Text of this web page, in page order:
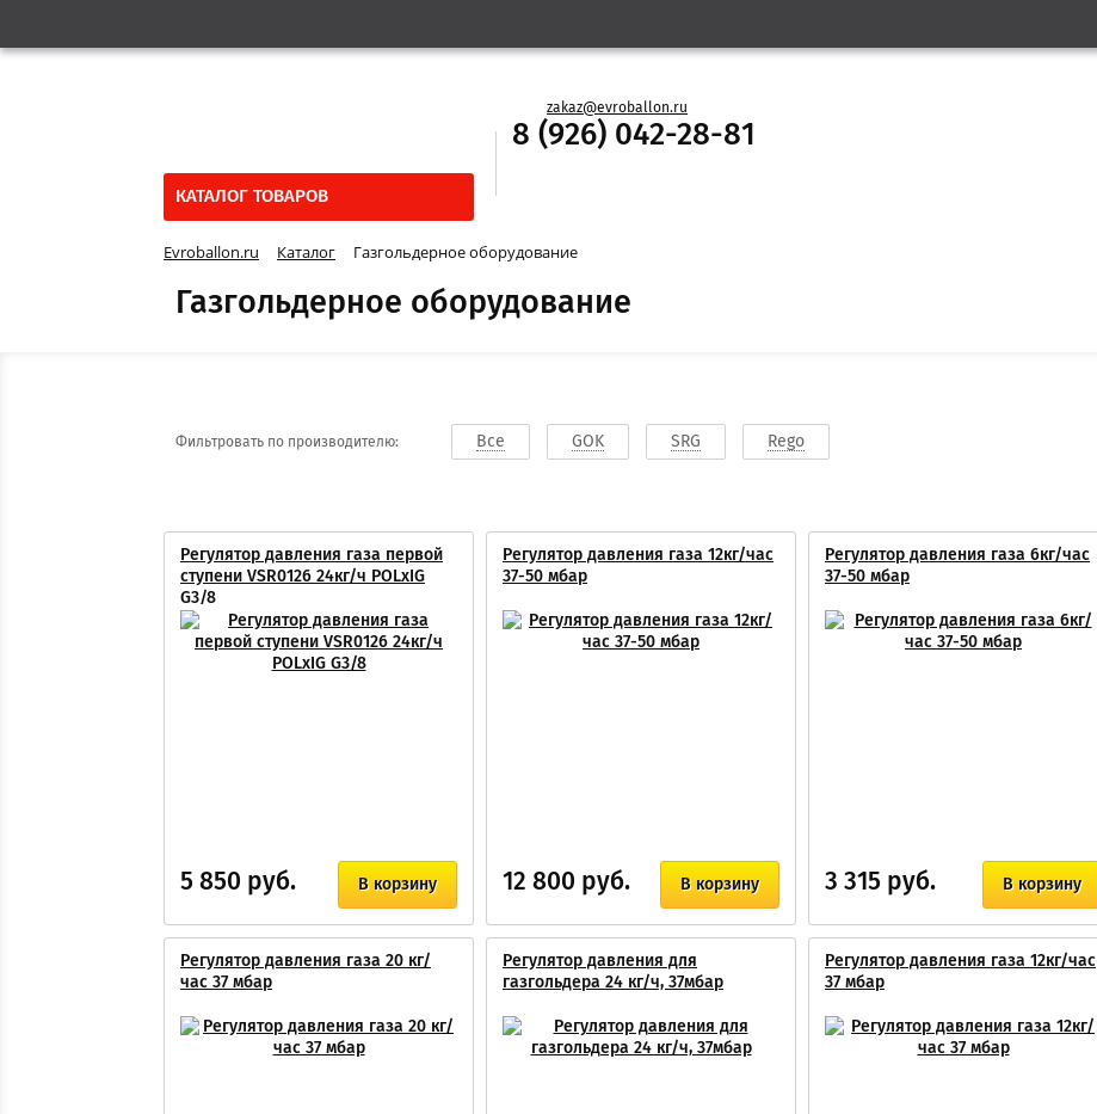
zakaz@evroballon.ru
8 (926) 042-28-81
КАТАЛОГ ТОВАРОВ
Evroballon.ru Каталог Газгольдерное оборудование
Газгольдерное оборудование
Фильтровать по производителю: Все GOK SRG Rego
Регулятор давления газа первой
ступени VSR0126 24кг/ч POLxIG
G3/8
В корзину
5 850 руб.
Регулятор давления газа 12кг/час
37-50 мбар
В корзину
12 800 руб.
Регулятор давления газа 6кг/час
37-50 мбар
В корзину
3 315 руб.
Регулятор давления газа 20 кг/
час 37 мбар
Регулятор давления для
газгольдера 24 кг/ч, 37мбар
Регулятор давления газа 12кг/час
37 мбар